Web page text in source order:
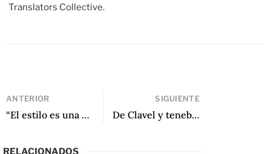
Translators Collective.
ANTERIOR
“El estilo es una sandía: Entrevista a Jimmy Santiago Baca” de Lucía Ortega Toledo
SIGUIENTE
De Clavel y tenebrario de Marosa di Giorgio
RELACIONADOS